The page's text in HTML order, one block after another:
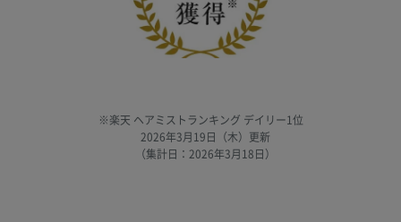
※楽天 ヘアミストランキング デイリー1位
2026年3月19日（木）更新
（集計日：2026年3月18日）